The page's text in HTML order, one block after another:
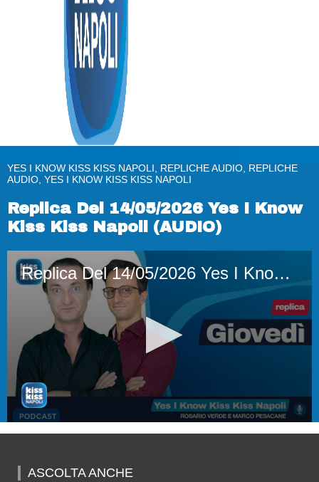
YES I KNOW KISS KISS NAPOLI, REPLICHE AUDIO, REPLICHE
AUDIO, YES I KNOW KISS KISS NAPOLI
Replica Del 14/05/2026 Yes I Know
Kiss Kiss Napoli (AUDIO)
Replica Del 14/05/2026 Yes I Know Kiss Kiss Napoli (AUDIO)
hour,ASCOLTA ANCHE